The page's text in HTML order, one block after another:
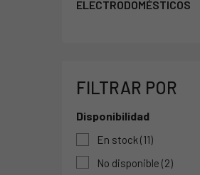
ELECTRODOMÉSTICOS
FILTRAR POR
Disponibilidad
En stock (11)
No disponible (2)